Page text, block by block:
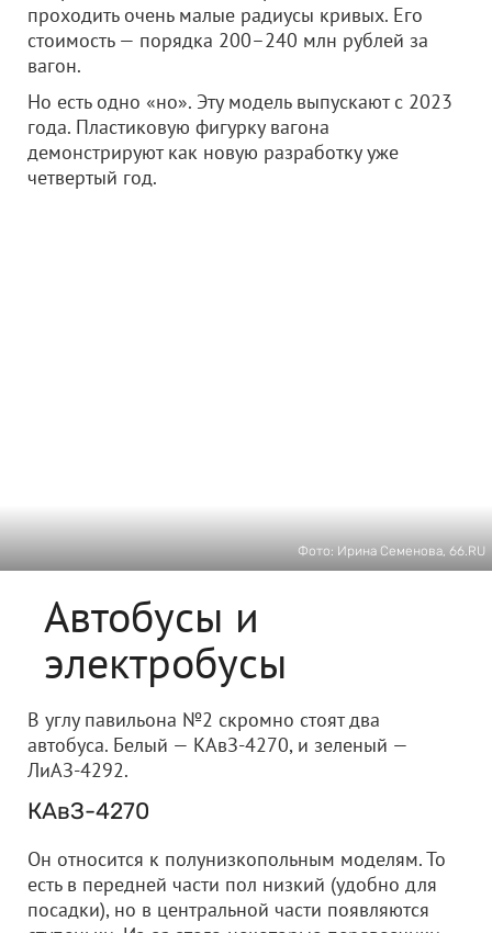
проходить очень малые радиусы кривых. Его
стоимость — порядка 200–240 млн рублей за
вагон.
Но есть одно «но». Эту модель выпускают с 2023
года. Пластиковую фигурку вагона
демонстрируют как новую разработку уже
четвертый год.
Фото: Ирина Семенова, 66.RU
Автобусы и
электробусы
В углу павильона №2 скромно стоят два
автобуса. Белый — КАвЗ-4270, и зеленый —
ЛиАЗ-4292.
КАвЗ-4270
Он относится к полунизкопольным моделям. То
есть в передней части пол низкий (удобно для
посадки), но в центральной части появляются